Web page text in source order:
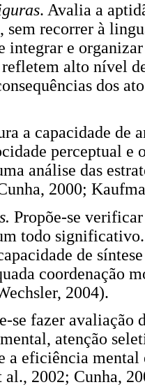
. Avalia a
sem recorrer à
integrar e
refletem alto nível
dos
a capacidade de
perceptual e
análise das
2000;
Propõe-se verificar
todo
de
coordenação
2004).
se fazer avaliação
atenção
a eficiência mental
al., 2002; Cunha,